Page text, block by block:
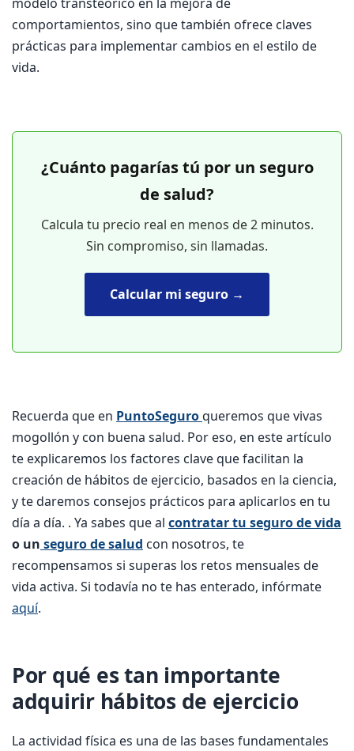
comportamientos, sino que también ofrece claves
prácticas para implementar cambios en el estilo de
vida.
¿Cuánto pagarías tú por un seguro
de salud?
Calcula tu precio real en menos de 2 minutos.
Sin compromiso, sin llamadas.
Calcular mi seguro →
Recuerda que en PuntoSeguroqueremos que vivas
mogollón y con buena salud. Por eso, en este artículo
te explicaremos los factores clave que facilitan la
creación de hábitos de ejercicio, basados en la ciencia,
y te daremos consejos prácticos para aplicarlos en tu
día a día. . Ya sabes que al contratar tu seguro de vida
o un seguro de salud con nosotros, te
recompensamos si superas los retos mensuales de
vida activa. Si todavía no te has enterado, infórmate
aquí.
Por qué es tan importante
adquirir hábitos de ejercicio
La actividad física es una de las bases fundamentales